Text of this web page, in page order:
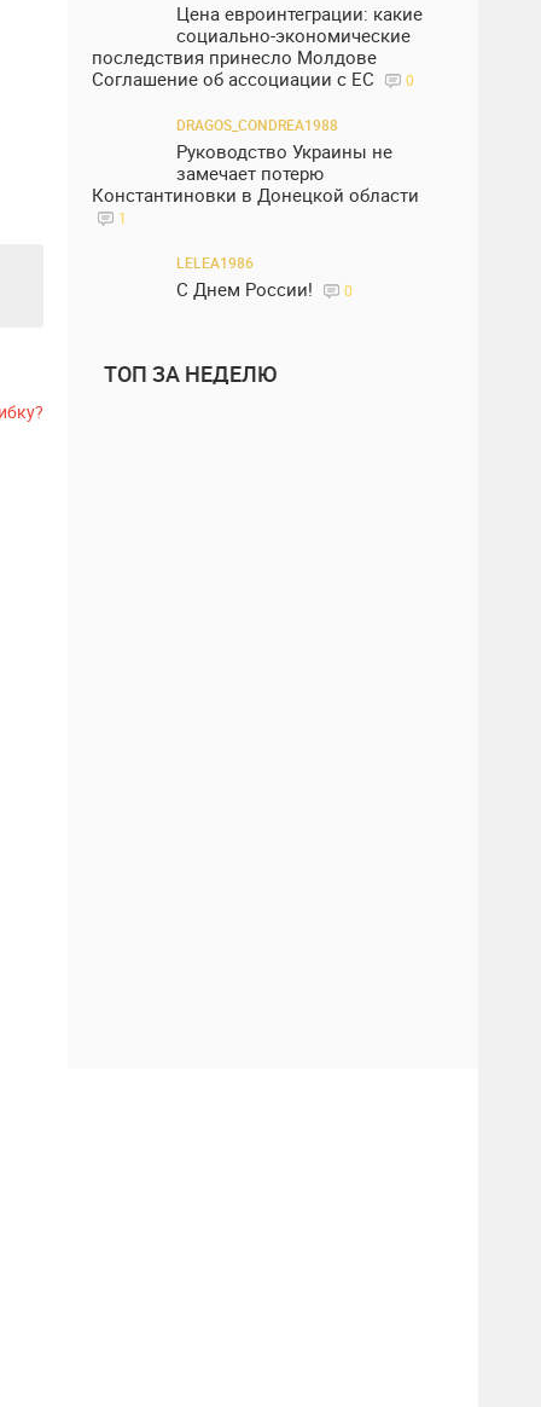
Цена евроинтеграции: какие
социально-экономические
последствия принесло Молдове
Соглашение об ассоциации с ЕС
0
DRAGOS_CONDREA1988
Руководство Украины не
замечает потерю
Константиновки в Донецкой области
1
LELEA1986
С Днем России! 0
ТОП ЗА НЕДЕЛЮ